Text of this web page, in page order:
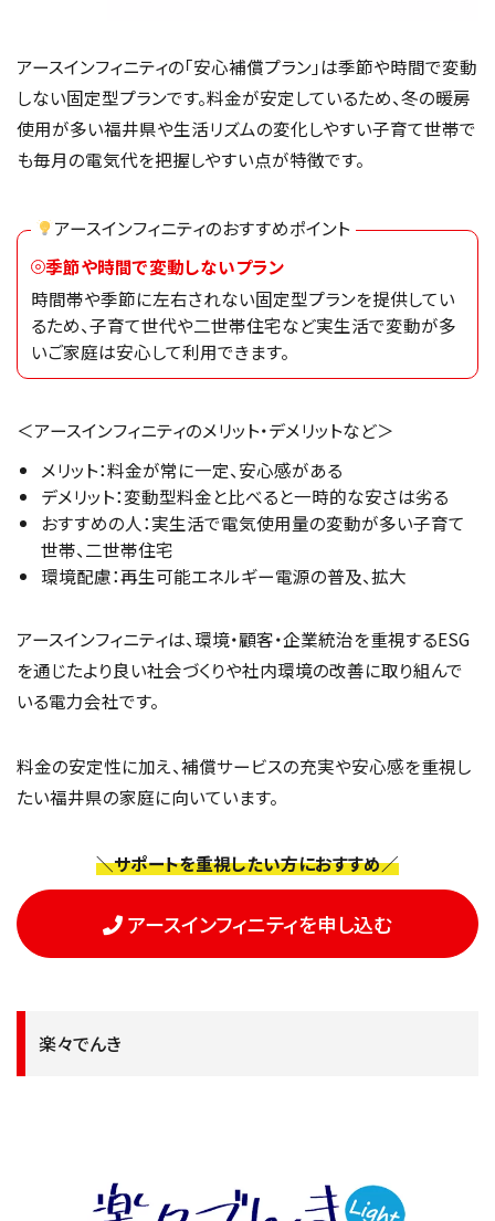
アースインフィニティの「安心補償プラン」は季節や時間で変動
しない固定型プランです。料金が安定しているため、冬の暖房
使用が多い福井県や生活リズムの変化しやすい子育て世帯で
も毎月の電気代を把握しやすい点が特徴です。
アースインフィニティのおすすめポイント
季節や時間で変動しないプラン
時間帯や季節に左右されない固定型プランを提供してい
るため、子育て世代や二世帯住宅など実生活で変動が多
いご家庭は安心して利用できます。
＜アースインフィニティのメリット・デメリットなど＞
メリット：料金が常に一定、安心感がある
デメリット：変動型料金と比べると一時的な安さは劣る
おすすめの人：実生活で電気使用量の変動が多い子育て
世帯、二世帯住宅
環境配慮：再生可能エネルギー電源の普及、拡大
アースインフィニティは、環境・顧客・企業統治を重視するESG
を通じたより良い社会づくりや社内環境の改善に取り組んで
いる電力会社です。
料金の安定性に加え、補償サービスの充実や安心感を重視し
たい福井県の家庭に向いています。
＼サポートを重視したい方におすすめ／
アースインフィニティを申し込む
楽々でんき